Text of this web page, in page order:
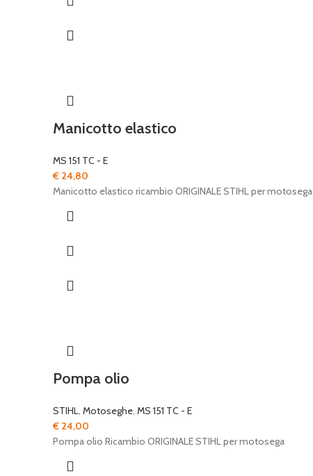
Manicotto elastico
MS 151 TC - E
€ 24,80
Manicotto elastico ricambio ORIGINALE STIHL per motosega
Pompa olio
STIHL, Motoseghe, MS 151 TC - E
€ 24,00
Pompa olio Ricambio ORIGINALE STIHL per motosega